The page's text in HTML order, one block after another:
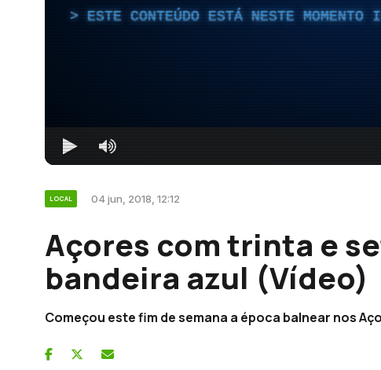
ESTE CONTEÚDO ESTÁ NESTE MOMENTO
LOCAL 04 jun, 2018, 12:12
Açores com trinta e
bandeira azul (Vídeo)
Começou este fim de semana a época balnear nos